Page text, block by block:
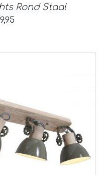
Rond Staal